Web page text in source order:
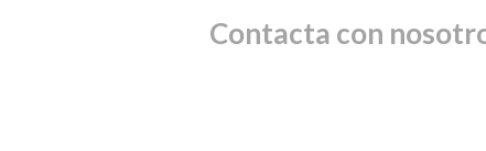
Contacta con